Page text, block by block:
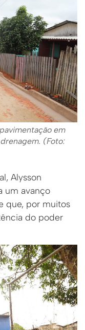
em
(Foto:
Alysson
um avanço
que, por muitos
do poder